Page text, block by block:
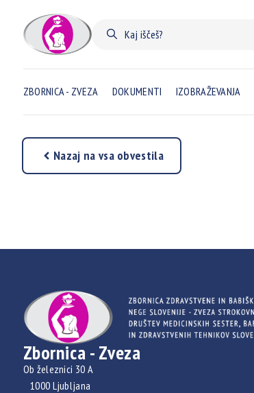
ZBORNICA - ZVEZA DOKUMENTI IZOBRAŽEVANJA
Nazaj na vsa obvestila
Zbornica - Zveza
Ob železnici 30 A
1000 Ljubljana